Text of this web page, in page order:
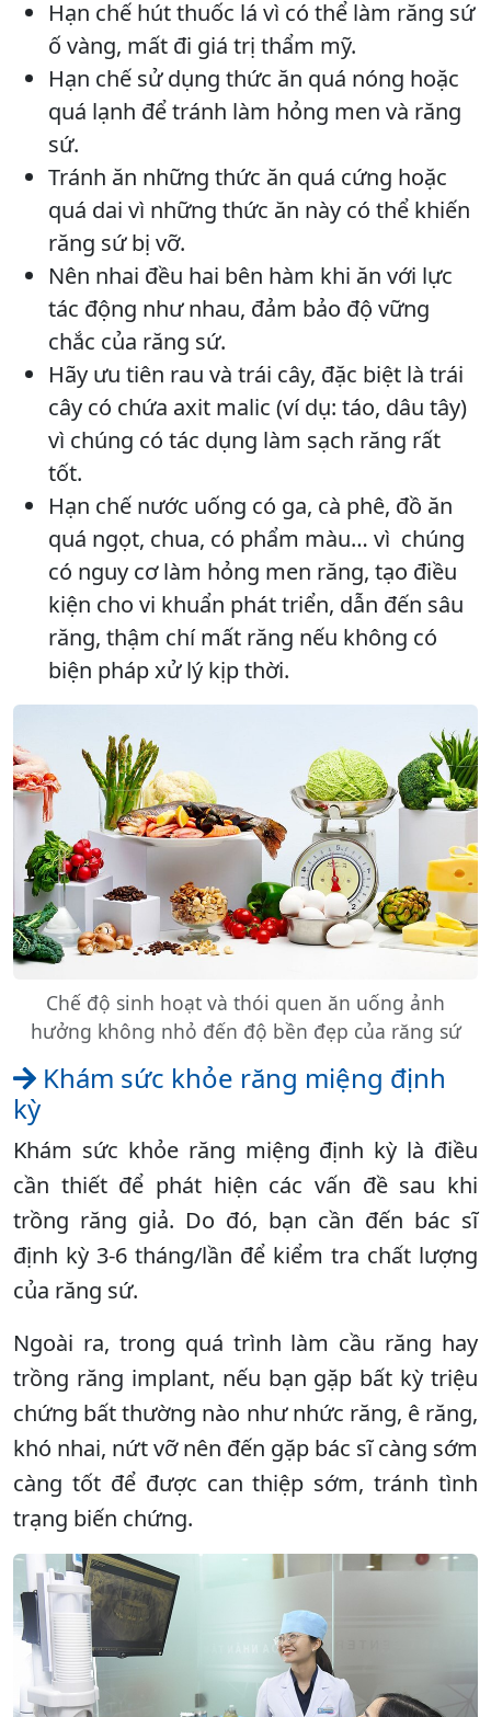
Hạn chế hút thuốc lá vì có thể làm răng sứ
ố vàng, mất đi giá trị thẩm mỹ.
Hạn chế sử dụng thức ăn quá nóng hoặc
quá lạnh để tránh làm hỏng men và răng
sứ.
Tránh ăn những thức ăn quá cứng hoặc
quá dai vì những thức ăn này có thể khiến
răng sứ bị vỡ.
Nên nhai đều hai bên hàm khi ăn với lực
tác động như nhau, đảm bảo độ vững
chắc của răng sứ.
Hãy ưu tiên rau và trái cây, đặc biệt là trái
cây có chứa axit malic (ví dụ: táo, dâu tây)
vì chúng có tác dụng làm sạch răng rất
tốt.
Hạn chế nước uống có ga, cà phê, đồ ăn
quá ngọt, chua, có phẩm màu… vì chúng
có nguy cơ làm hỏng men răng, tạo điều
kiện cho vi khuẩn phát triển, dẫn đến sâu
răng, thậm chí mất răng nếu không có
biện pháp xử lý kịp thời.
Chế độ sinh hoạt và thói quen ăn uống ảnh
hưởng không nhỏ đến độ bền đẹp của răng sứ
Khám sức khỏe răng miệng định
kỳ
Khám sức khỏe răng miệng định kỳ là điều
cần thiết để phát hiện các vấn đề sau khi
trồng răng giả. Do đó, bạn cần đến bác sĩ
định kỳ 3-6 tháng/lần để kiểm tra chất lượng
của răng sứ.
Ngoài ra, trong quá trình làm cầu răng hay
trồng răng implant, nếu bạn gặp bất kỳ triệu
chứng bất thường nào như nhức răng, ê răng,
khó nhai, nứt vỡ nên đến gặp bác sĩ càng sớm
càng tốt để được can thiệp sớm, tránh tình
trạng biến chứng.